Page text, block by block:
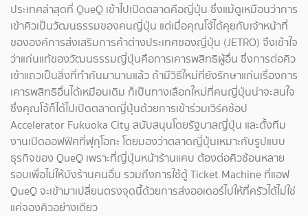
ประเทศล่าสุดที่ QueQ เข้าไปเปิดตลาดคือญี่ปุ่น ซึ่งแม้ดูเหมือนว่าการ
เข้าคิวเป็นวัฒนธรรมของคนญี่ปุ่น แต่เมื่อคุณโจ้ได้คุยกับเจ้าหน้าที่
ขององค์การส่งเสริมการค้าต่างประเทศของญี่ปุ่น (JETRO) จึงเข้าใจ
ว่าแก่นแท้ของวัฒนธรรมญี่ปุ่นคือการเคารพสิทธิผู้อื่น ซึ่งการต่อคิว
เข้าแถวเป็นสิ่งที่ทำกันมานานแล้ว ถ้ามีวิธีใหม่ที่ยังรักษาแก่นเรื่องการ
เคารพสิทธิอื่นได้เหมือนเดิม ก็เป็นทางเลือกใหม่ที่คนญี่ปุ่นน่าจะสนใจ
ซึ่งคุณโจ้ก็ได้ไปเปิดตลาดญี่ปุ่นด้วยการเข้าร่วมเวิร์คช้อป
Accelerator Fukuoka City สนับสนุนโดยรัฐบาลญี่ปุ่น และตั้งทีม
งานเปิดออฟฟิศที่ฟุกุโอกะ โดยมองว่าตลาดญี่ปุ่นเหมาะกับรูปแบบ
ธุรกิจของ QueQ เพราะที่ญี่ปุ่นหน้าร้านแคบ ต้องต่อคิวซ้อนหลาย
รอบเพื่อไม่ให้บังร้านคนอื่น รวมถึงการใช้ตู้ Ticket Machine ที่แอฟ
QueQ จะเข้ามาเปลี่ยนตรงจุดนี้ด้วยการส่งออเดอร์ไปให้ที่ครัวได้ไม่ใช่
แค่จองคิวอย่างเดียว